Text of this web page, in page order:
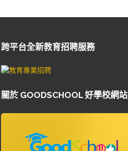
跨平台全新教育招聘服務
關於 GOODSCHOOL 好學校網站